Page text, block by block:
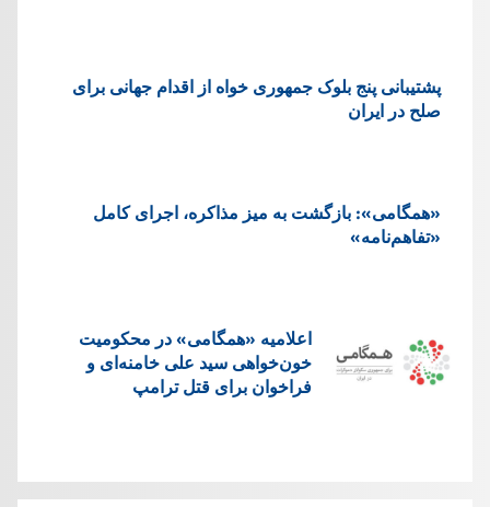
پشتيبانی پنج بلوک جمهوری خواه از اقدام جهانی برای
صلح در ایران
«همگامی»: بازگشت به میز مذاکره، اجرای کامل
«تفاهم‌نامه»
اعلامیه «همگامی» در محکومیت
خون‌خواهی سید علی خامنه‌ای و
فراخوان برای قتل ترامپ